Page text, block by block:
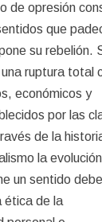
de opresión
que
su rebelión.
ruptura total
económicos y
por las
de la
la evolución
un sentido debe
ética de la